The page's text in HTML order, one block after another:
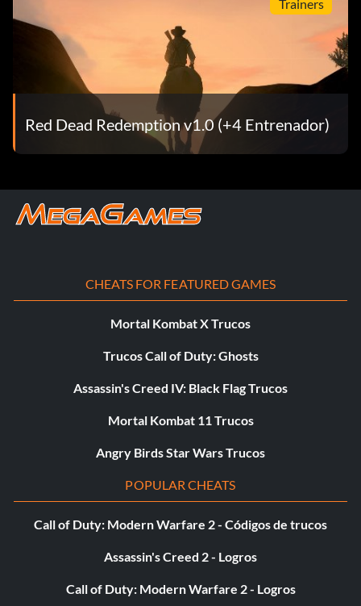
¡Limpia bien!
Objetivo: Obtener el Traje Elegante.
Más que un puñado
Frontiersman
Desafío de Ambiente para un jugador.
Hombre de honor / La caballería ha muerto
más alto de Honor o el rango más bajo de Honor.
Objetivo: Consigue una medalla de oro en una misión de
combate en el modo de un jugador.
Tras la pista de de Vaca
Objetivo: Descubre todos los lugares del mapa en el modo
Trainers
Red Dead Redemption v1.0 (+4 Entrenador)
CHEATS FOR FEATURED GAMES
Mortal Kombat X Trucos
Trucos Call of Duty: Ghosts
Assassin's Creed IV: Black Flag Trucos
Mortal Kombat 11 Trucos
Angry Birds Star Wars Trucos
POPULAR CHEATS
Call of Duty: Modern Warfare 2 - Códigos de trucos
Assassin's Creed 2 - Logros
Call of Duty: Modern Warfare 2 - Logros